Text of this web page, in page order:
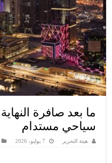
ما بعد صافرة
سياحي مستدام
هيئة التحرير 7 يوليو، 2026